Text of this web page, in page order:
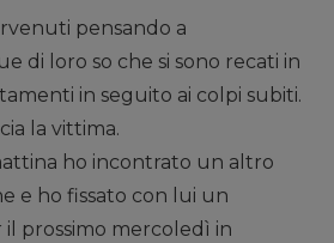
pensando a
di loro so che si sono recati in
in seguito ai colpi subiti.
la vittima.
ho incontrato un altro
e ho fissato con lui un
prossimo mercoledì in